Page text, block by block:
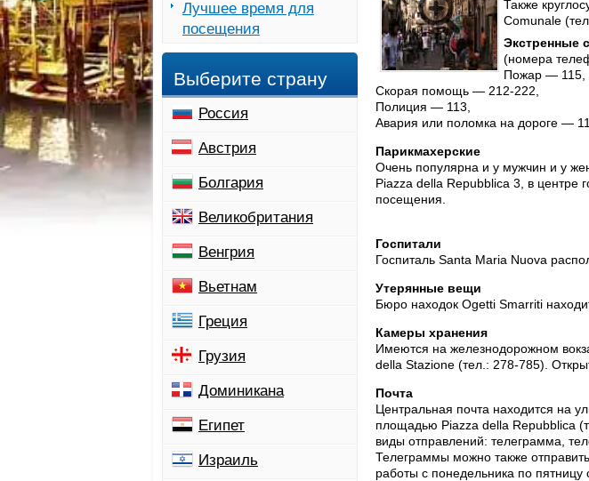
Также
Comunale
Экстренные
(номера
Пожар — 115,
Скорая помощь — 212-222,
Полиция — 113,
Авария или поломка на дороге —
Парикмахерские
Очень популярна и у мужчин и у
Piazza della Repubblica 3, в центре
посещения.
Госпитали
Госпиталь Santa Maria Nuova
Утерянные вещи
Бюро находок Ogetti Smarriti
Камеры хранения
Имеются на железнодорожном
della Stazione (тел.: 278-785).
Почта
Центральная почта находится на
площадью Piazza della Repubblica
виды отправлений: телеграмма,
Телеграммы можно также
работы с понедельника по
Лучшее время для
посещения
Выберите страну
Россия
Австрия
Болгария
Великобритания
Венгрия
Вьетнам
Греция
Грузия
Доминикана
Египет
Израиль